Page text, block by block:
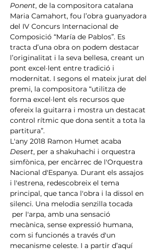
Ponent, de la compositora catalana
Maria Camahort, fou l’obra guanyadora
del IV Concurs Internacional de
Composició “María de Pablos”. Es
tracta d’una obra on podem destacar
l’originalitat i la seva bellesa, creant un
pont excel·lent entre tradició i
modernitat. I segons el mateix jurat del
premi, la compositora “utilitza de
forma excel·lent els recursos que
ofereix la guitarra i mostra un destacat
control rítmic que dona sentit a tota la
partitura”.
L'any 2018 Ramon Humet acaba
Desert, per a shakuhachi i orquestra
simfònica, per encàrrec de l'Orquestra
Nacional d'Espanya. Durant els assajos
i l'estrena, redescobreix el tema
principal, que tanca l'obra i la dissol en
silenci. Una melodia senzilla tocada
per l'arpa, amb una sensació
mecànica, sense expressió humana,
com si funcionés a través d'un
mecanisme celeste. I a partir d’aquí